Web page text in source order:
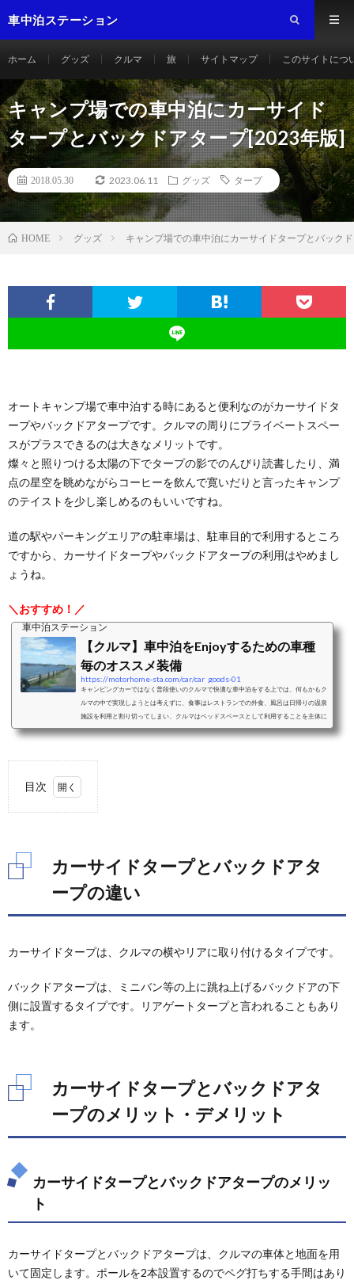
車中泊ステーション
ホーム グッズ クルマ 旅 サイトマップ このサイトにつ
キャンプ場での車中泊にカーサイド
タープとバックドアタープ[2023年版]
2018.05.30 2023.06.11 グッズ タープ
HOME グッズ キャンプ場での車中泊にカーサイドタープとバック
オートキャンプ場で車中泊する時にあると便利なのがカーサイドタ
ープやバックドアタープです。クルマの周りにプライベートスペー
スがプラスできるのは大きなメリットです。
燦々と照りつける太陽の下でタープの影でのんびり読書したり、満
点の星空を眺めながらコーヒーを飲んで寛いだりと言ったキャンプ
のテイストを少し楽しめるのもいいですね。
道の駅やパーキングエリアの駐車場は、駐車目的で利用するところ
ですから、カーサイドタープやバックドアタープの利用はやめまし
ょうね。
＼おすすめ！／
車中泊ステーション
【クルマ】車中泊をEnjoyするための車種
毎のオススメ装備
https://motorhome-sta.com/car/car_goods-01
キャンピングカーではなく普段使いのクルマで快適な車中泊をする上では、何もかもク
ルマの中で実現しようとは考えずに、食事はレストランでの外食、風呂は日帰りの温泉
施設を利用と割り切ってしまい、クルマはベッドスペースとして利用することを主体に
考えることをおすすめします。ベッドスペースとして利用することを考えた際の車中泊
り大人二人＋小さな子供一人程度...
目次
1.
ドア
違い
2.
カー
サイ
ドタ
ッ
リッ
ト
2.1.
イドタ
ープと
カーサイドタープとバックドアタ
ープの違い
カーサイドタープは、クルマの横やリアに取り付けるタイプです。
バックドアタープは、ミニバン等の上に跳ね上げるバックドアの下
側に設置するタイプです。リアゲートタープと言われることもあり
ます。
カーサイドタープとバックドアタ
ープのメリット・デメリット
カーサイドタープとバックドアタープのメリッ
ト
カーサイドタープとバックドアタープは、クルマの車体と地面を用
いて固定します。ポールを2本設置するのでペグ打ちする手間はあり